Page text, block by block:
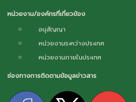
หน่วยงาน/องค์กรที่เกี่ยวข้อง
อนุสัญญา
หน่วยงานระหว่างประเทศ
หน่วยงานภายในประเทศ
ช่องทางการติดตามข้อมูลข่าวสาร